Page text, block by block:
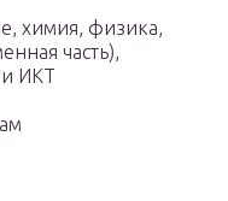
химия, физика,
часть),
и ИКТ